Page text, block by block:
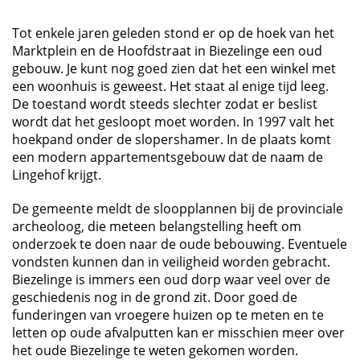
Tot enkele jaren geleden stond er op de hoek van het
Marktplein en de Hoofdstraat in Biezelinge een oud
gebouw. Je kunt nog goed zien dat het een winkel met
een woonhuis is geweest. Het staat al enige tijd leeg.
De toestand wordt steeds slechter zodat er beslist
wordt dat het gesloopt moet worden. In 1997 valt het
hoekpand onder de slopershamer. In de plaats komt
een modern appartementsgebouw dat de naam de
Lingehof krijgt.
De gemeente meldt de sloopplannen bij de provinciale
archeoloog, die meteen belangstelling heeft om
onderzoek te doen naar de oude bebouwing. Eventuele
vondsten kunnen dan in veiligheid worden gebracht.
Biezelinge is immers een oud dorp waar veel over de
geschiedenis nog in de grond zit. Door goed de
funderingen van vroegere huizen op te meten en te
letten op oude afvalputten kan er misschien meer over
het oude Biezelinge te weten gekomen worden.